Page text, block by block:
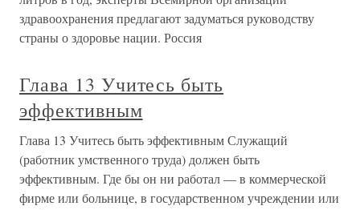
здравоохранения предлагают задуматься руководству
страны о здоровье нации. Россия
Глава 13 Учитесь быть
эффективным
Глава 13 Учитесь быть эффективным Служащий
(работник умственного труда) должен быть
эффективным. Где бы он ни работал — в коммерческой
фирме или больнице, в государственном учреждении или